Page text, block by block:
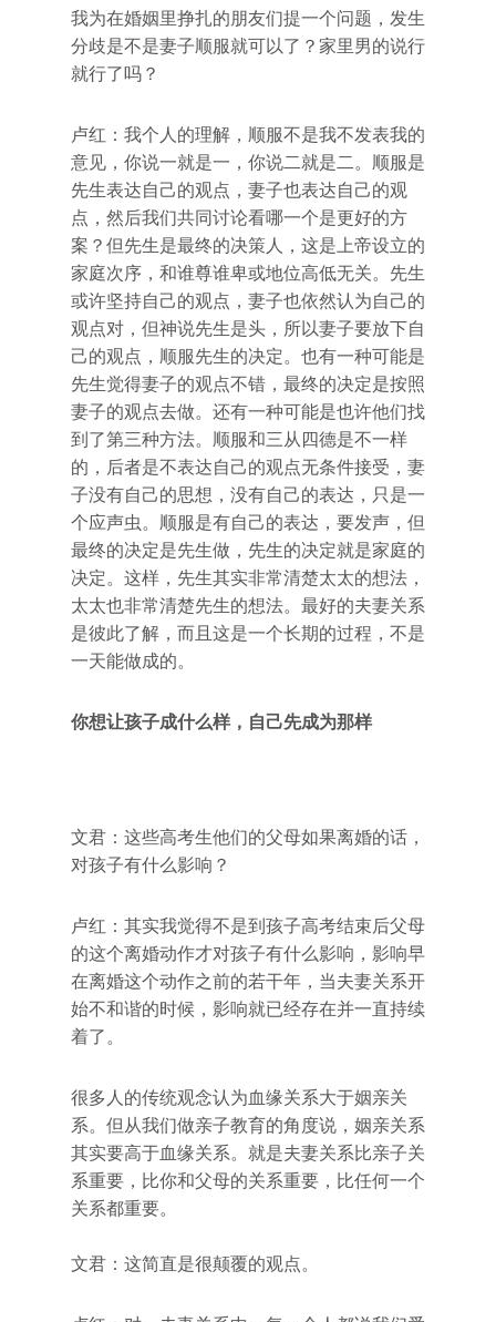
我为在婚姻里挣扎的朋友们提一个问题，发生
分歧是不是妻子顺服就可以了？家里男的说行
就行了吗？
卢红：我个人的理解，顺服不是我不发表我的
意见，你说一就是一，你说二就是二。顺服是
先生表达自己的观点，妻子也表达自己的观
点，然后我们共同讨论看哪一个是更好的方
案？但先生是最终的决策人，这是上帝设立的
家庭次序，和谁尊谁卑或地位高低无关。先生
或许坚持自己的观点，妻子也依然认为自己的
观点对，但神说先生是头，所以妻子要放下自
己的观点，顺服先生的决定。也有一种可能是
先生觉得妻子的观点不错，最终的决定是按照
妻子的观点去做。还有一种可能是也许他们找
到了第三种方法。顺服和三从四德是不一样
的，后者是不表达自己的观点无条件接受，妻
子没有自己的思想，没有自己的表达，只是一
个应声虫。顺服是有自己的表达，要发声，但
最终的决定是先生做，先生的决定就是家庭的
决定。这样，先生其实非常清楚太太的想法，
太太也非常清楚先生的想法。最好的夫妻关系
是彼此了解，而且这是一个长期的过程，不是
一天能做成的。
你想让孩子成什么样，自己先成为那样
文君：这些高考生他们的父母如果离婚的话，
对孩子有什么影响？
卢红：其实我觉得不是到孩子高考结束后父母
的这个离婚动作才对孩子有什么影响，影响早
在离婚这个动作之前的若干年，当夫妻关系开
始不和谐的时候，影响就已经存在并一直持续
着了。
很多人的传统观念认为血缘关系大于姻亲关
系。但从我们做亲子教育的角度说，姻亲关系
其实要高于血缘关系。就是夫妻关系比亲子关
系重要，比你和父母的关系重要，比任何一个
关系都重要。
文君：这简直是很颠覆的观点。